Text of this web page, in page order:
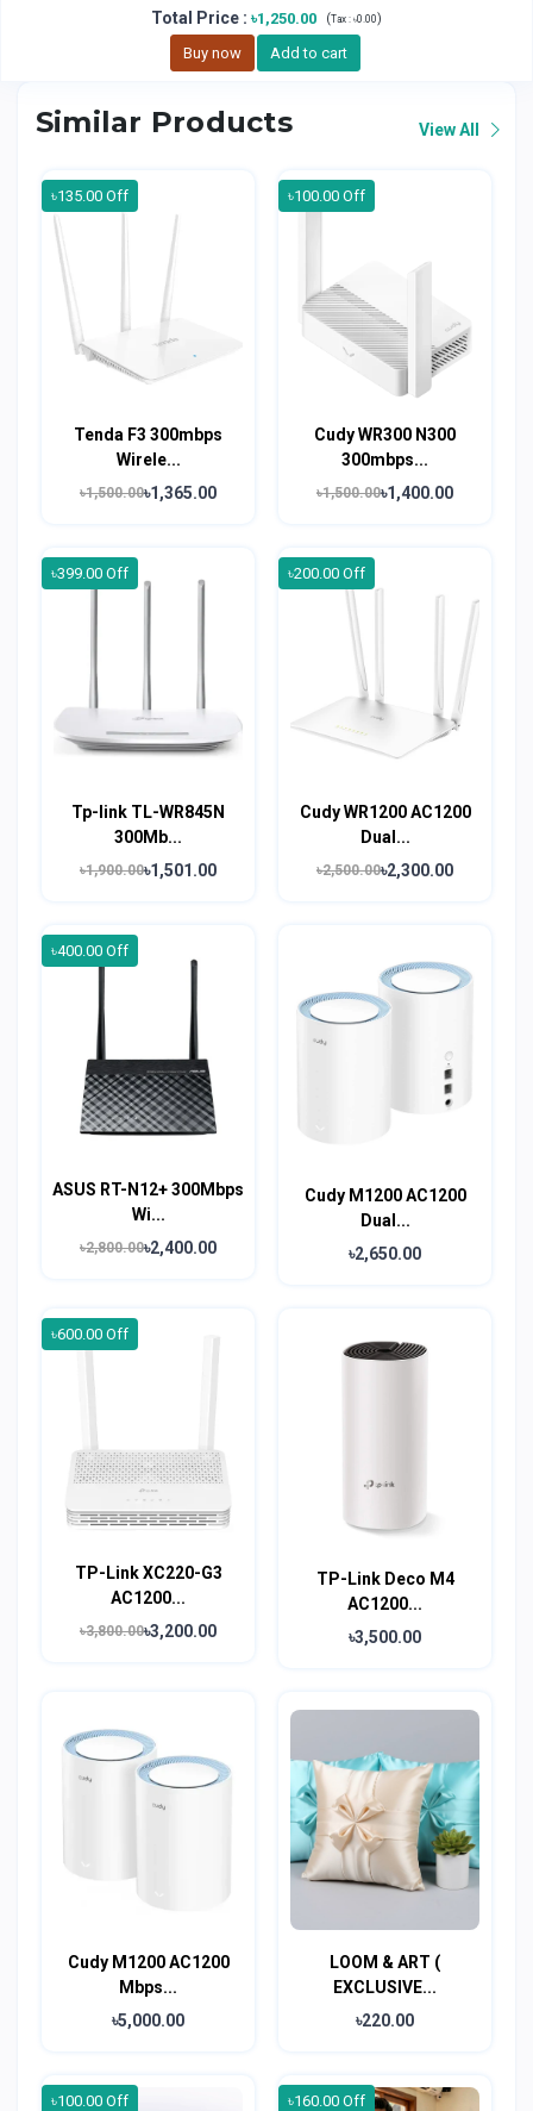
Total Price : ৳1,250.00 (Tax : ৳0.00)
Buy now Add to cart
Similar Products View All
৳135.00 Off
Tenda F3 300mbps
Wirele...
৳1,500.00৳1,365.00
৳100.00 Off
Cudy WR300 N300
300mbps...
৳1,500.00৳1,400.00
৳399.00 Off
Tp-link TL-WR845N
300Mb...
৳1,900.00৳1,501.00
৳200.00 Off
Cudy WR1200 AC1200
Dual...
৳2,500.00৳2,300.00
৳400.00 Off
ASUS RT-N12+ 300Mbps
Wi...
৳2,800.00৳2,400.00
Cudy M1200 AC1200
Dual...
৳2,650.00
৳600.00 Off
TP-Link XC220-G3
AC1200...
৳3,800.00৳3,200.00
TP-Link Deco M4
AC1200...
৳3,500.00
Cudy M1200 AC1200
Mbps...
৳5,000.00
LOOM & ART (
EXCLUSIVE...
৳220.00
৳100.00 Off ৳160.00 Off